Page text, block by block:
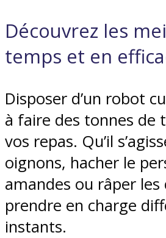
Découvrez les
temps et en
Disposer d’un robot
à faire des tonnes
vos repas. Qu’il
oignons, hacher le
amandes ou râper
prendre en charge
instants.